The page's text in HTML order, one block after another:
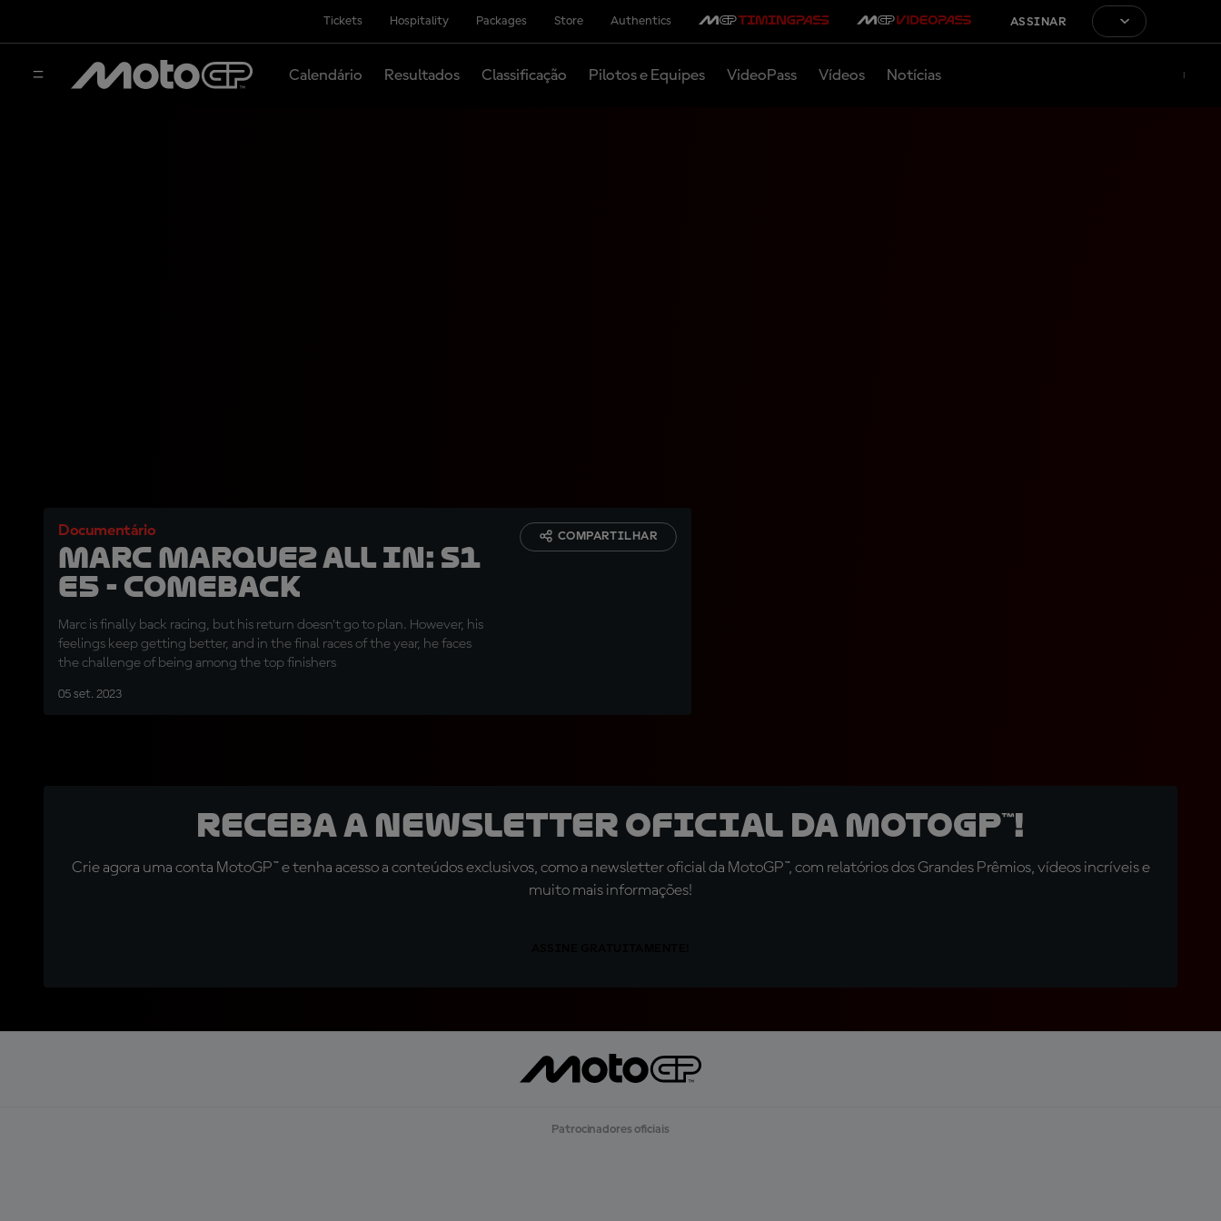
Tickets Hospitality Packages Store Authentics ASSINAR
Calendário Resultados Classificação Pilotos e Equipes VideoPass Vídeos Notícias
Documentário
Marc Marquez ALL IN: S1
E5 - Comeback
Marc is finally back racing, but his return doesn't go to plan. However, his
feelings keep getting better, and in the final races of the year, he faces
the challenge of being among the top finishers
05 set. 2023
COMPARTILHAR
Receba a newsletter oficial da MotoGP™!
Crie agora uma conta MotoGP™ e tenha acesso a conteúdos exclusivos, como a newsletter oficial da MotoGP™, com relatórios dos Grandes Prêmios, vídeos incríveis e
muito mais informações!
Patrocinadores oficiais